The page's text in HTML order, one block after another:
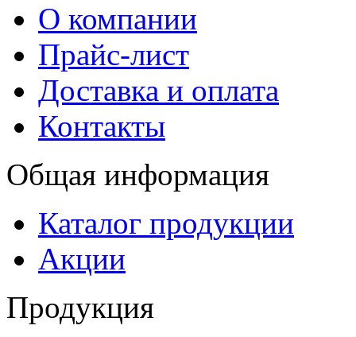
О компании
Прайс-лист
Доставка и оплата
Контакты
Общая информация
Каталог продукции
Акции
Продукция